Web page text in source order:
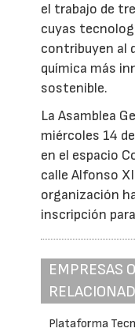
el trabajo de
cuyas
contribuyen al
química más
sostenible.
La Asamblea
miércoles 14
en el espacio
calle Alfonso
organización
inscripción
EMPRESAS
Plataforma